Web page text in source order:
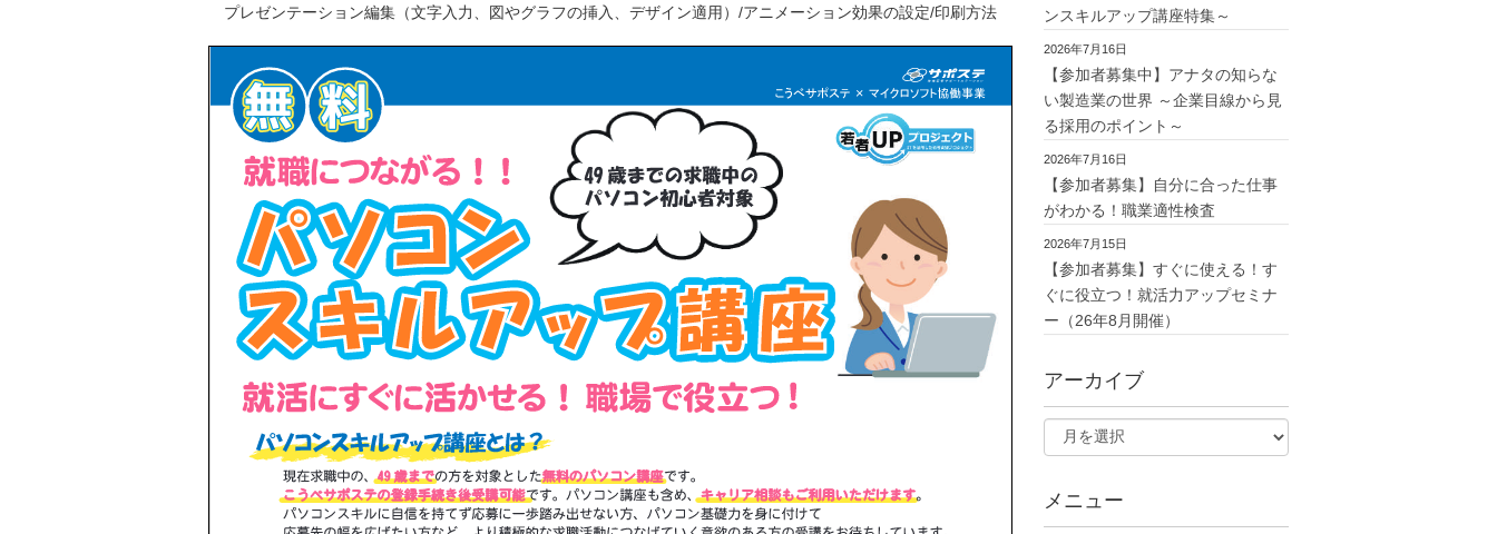
プレゼンテーション編集（文字入力、図やグラフの挿入、デザイン適用）/アニメーション効果の設定/印刷方法
ンスキルアップ講座特集～
2026年7月16日
【参加者募集中】アナタの知らな
い製造業の世界 ～企業目線から見
る採用のポイント～
2026年7月16日
【参加者募集】自分に合った仕事
がわかる！職業適性検査
2026年7月15日
【参加者募集】すぐに使える！す
ぐに役立つ！就活力アップセミナ
ー（26年8月開催）
アーカイブ
メニュー